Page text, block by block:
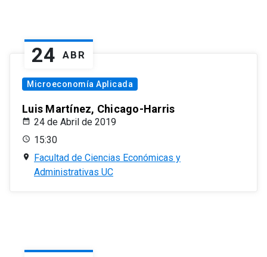
24 ABR
Microeconomía Aplicada
Luis Martínez, Chicago-Harris
24 de Abril de 2019
15:30
Facultad de Ciencias Económicas y
Administrativas UC